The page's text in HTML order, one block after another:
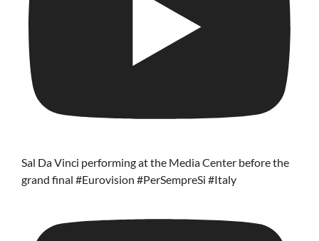
Sal Da Vinci performing at the Media Center before the
grand final #Eurovision #PerSempreSi #Italy